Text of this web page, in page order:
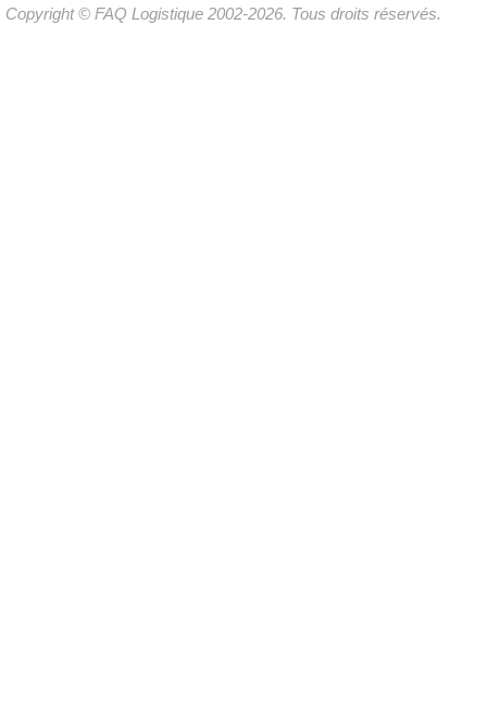
Copyright © FAQ Logistique 2002-2026. Tous droits réservés.